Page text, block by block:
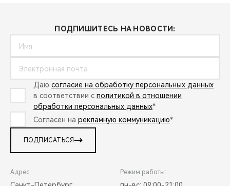
ПОДПИШИТЕСЬ НА НОВОСТИ:
Даю согласие на обработку персональных данных
в соответствии с политикой в отношении
обработки персональных данных*
Согласен на рекламную коммуникацию*
ПОДПИСАТЬСЯ
Адрес: Режим работы: